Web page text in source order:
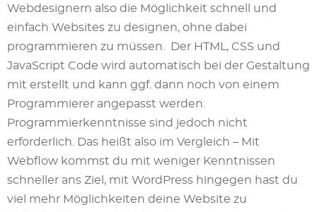
Webdesignern also die Möglichkeit schnell und
einfach Websites zu designen, ohne dabei
programmieren zu müssen.
Der HTML, CSS und
JavaScript Code wird automatisch bei der Gestaltung
mit erstellt und kann ggf. dann noch von einem
Programmierer angepasst werden.
Programmierkenntnisse sind jedoch nicht
erforderlich. Das heißt also im Vergleich – Mit
Webflow kommst du mit weniger Kenntnissen
schneller ans Ziel, mit WordPress hingegen hast du
viel mehr Möglichkeiten deine Website zu